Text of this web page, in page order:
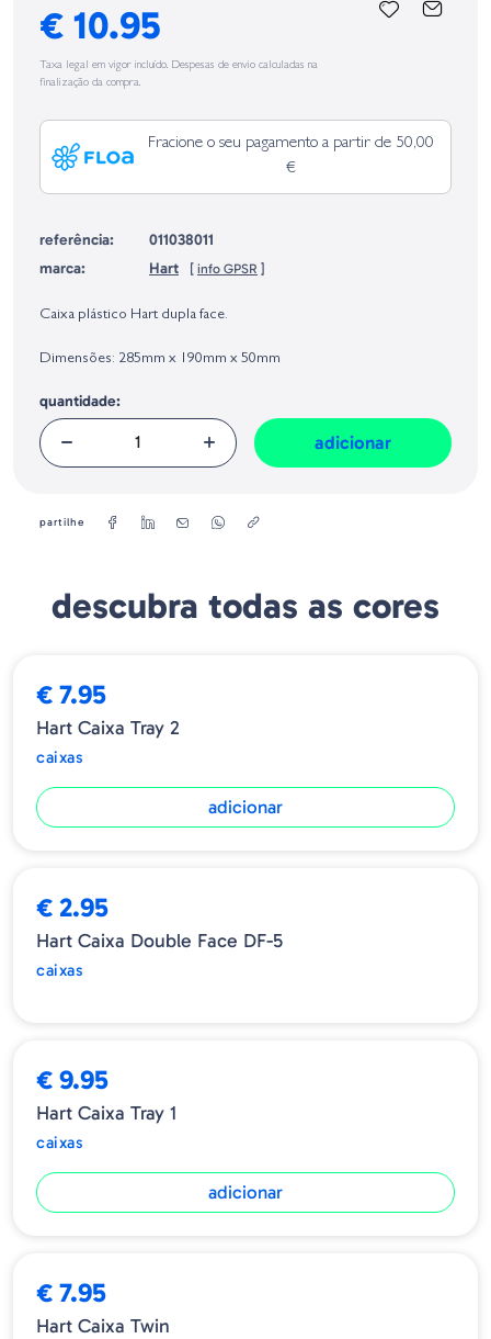
€ 10.95
Taxa legal em vigor incluído. Despesas de envio calculadas na
finalização da compra.
Fracione o seu pagamento a partir de 50,00
€
referência:
011038011
marca:
Hart [ info GPSR ]
Europeia, dos produtos da marca, conforme requerido no Regulamento
Caixa plástico Hart dupla face.
Dimensões: 285mm x 190mm x 50mm
quantidade:
adicionar
partilhe
descubra todas as cores
€ 7.95
Hart Caixa Tray 2
caixas
adicionar
€ 2.95
Hart Caixa Double Face DF-5
caixas
€ 9.95
Hart Caixa Tray 1
caixas
adicionar
€ 7.95
Hart Caixa Twin